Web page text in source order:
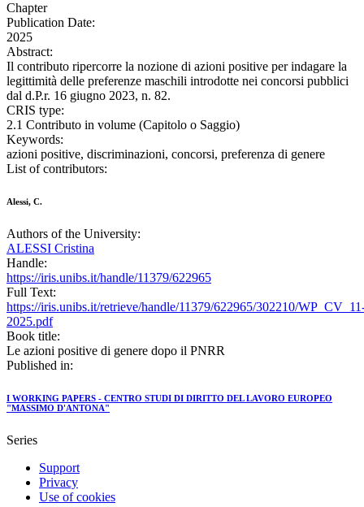
Chapter
Publication Date:
2025
Abstract:
Il contributo ripercorre la nozione di azioni positive per indagare la
legittimità delle preferenze maschili introdotte nei concorsi pubblici
dal d.P.r. 16 giugno 2023, n. 82.
CRIS type:
2.1 Contributo in volume (Capitolo o Saggio)
Keywords:
azioni positive, discriminazioni, concorsi, preferenza di genere
List of contributors:
Alessi, C.
Authors of the University:
ALESSI Cristina
Handle:
https://iris.unibs.it/handle/11379/622965
Full Text:
https://iris.unibs.it/retrieve/handle/11379/622965/302210/
2025.pdf
Book title:
Le azioni positive di genere dopo il PNRR
Published in:
I WORKING PAPERS - CENTRO STUDI DI DIRITTO DEL LAVORO EUROPEO
"MASSIMO D'ANTONA"
Series
Support
Privacy
Use of cookies